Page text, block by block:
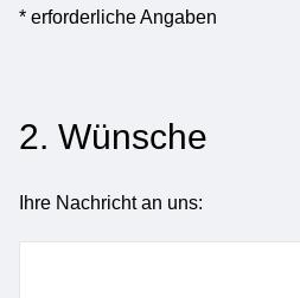
* erforderliche Angaben
2. Wünsche
Ihre Nachricht an uns: